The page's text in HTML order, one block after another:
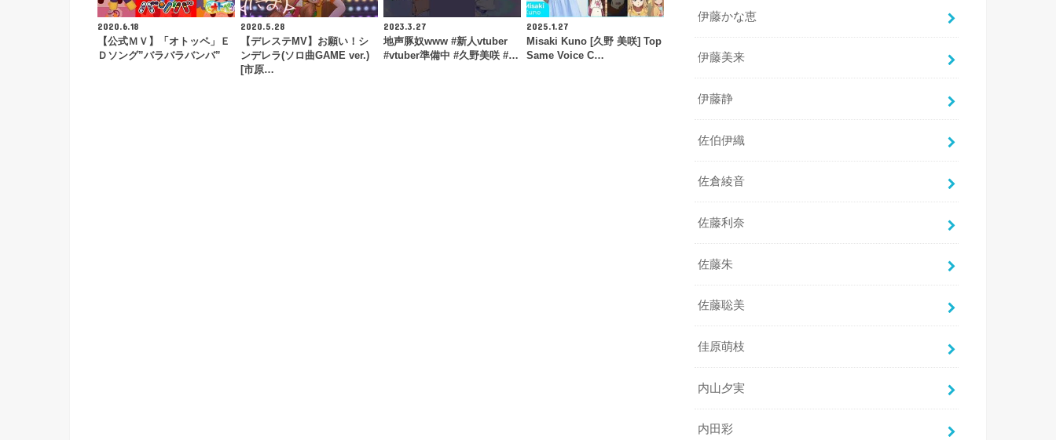
2020.6.18
【公式ＭＶ】「オトッペ」Ｅ
Ｄソング”バラバラバンバ”
2020.5.28
【デレステMV】お願い！シ
ンデレラ(ソロ曲GAME ver.)
[市原…
2023.3.27
地声豚奴www #新人vtuber
#vtuber準備中 #久野美咲 #…
2025.1.27
Misaki Kuno [久野 美咲] Top
Same Voice C…
伊藤かな恵
伊藤美来
伊藤静
佐伯伊織
佐倉綾音
佐藤利奈
佐藤朱
佐藤聡美
佳原萌枝
内山夕実
内田彩